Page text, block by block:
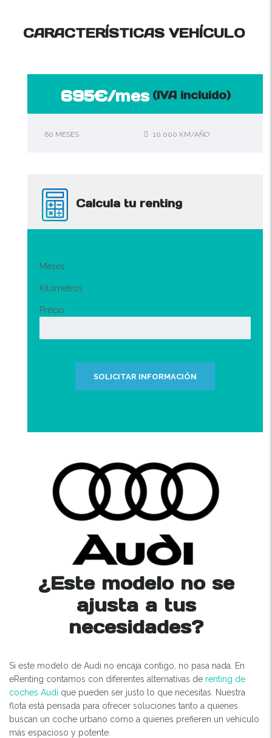
CARACTERÍSTICAS VEHÍCULO
695€/mes(IVA incluido)
60 MESES 10.000 KM/AÑO
Calcula tu renting
Meses
Kilómetros
Precio
SOLICITAR INFORMACIÓN
¿Este modelo no se
ajusta a tus
necesidades?
Si este modelo de Audi no encaja contigo, no pasa nada. En
eRenting contamos con diferentes alternativas de renting de
coches Audi que pueden ser justo lo que necesitas. Nuestra
flota está pensada para ofrecer soluciones tanto a quienes
buscan un coche urbano como a quienes prefieren un vehículo
más espacioso y potente.